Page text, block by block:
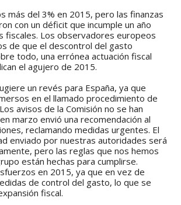
más del 3% en 2015, pero las finanzas
con un déficit que incumple un año
fiscales. Los observadores europeos
de que el descontrol del gasto
todo, una errónea actuación fiscal
el agujero de 2015.
un revés para España, ya que
en el llamado procedimiento de
avisos de la Comisión no se han
marzo envió una recomendación al
reclamando medidas urgentes. El
enviado por nuestras autoridades será
pero las reglas que nos hemos
están hechas para cumplirse.
en 2015, ya que en vez de
de control del gasto, lo que se
fiscal.